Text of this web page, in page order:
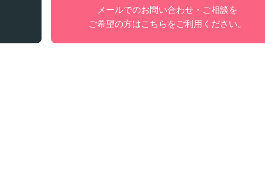
メールでのお問い合わせ・ご相談を
ご希望の方はこちらをご利用ください。